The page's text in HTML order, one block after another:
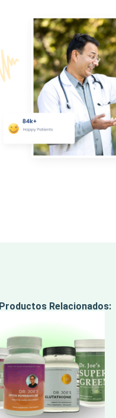
Productos Relacionados: